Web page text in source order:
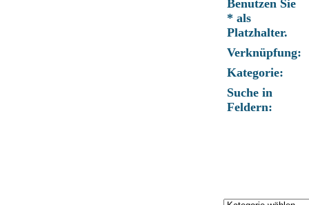
Benutzen Sie
* als
Platzhalter.
Verknüpfung:
Kategorie:
Suche in
Feldern: